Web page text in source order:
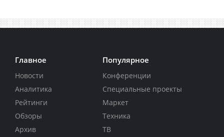
Главное
Новости
Аналитика
Рейтинги
Обзоры
Архив
Популярное
Конференции
Специальные проекты
Маркет
Техника
ТВ